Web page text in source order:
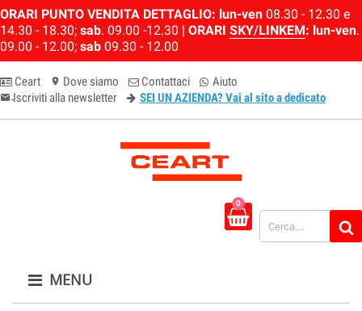
ORARI PUNTO VENDITA DETTAGLIO: lun-ven 08.30 - 12.30 e
14.30 - 18.30; sab. 09.00 -12.30 | ORARI SKY/LINKEM: lun-ven.
09.00 - 12.00; sab 09.30 - 12.00
Ceart location_on Dove siamo Contattaci Aiuto
email-newsletter
Iscriviti alla newsletter SEI UN AZIENDA? Vai al sito a dedicato
0
MENU